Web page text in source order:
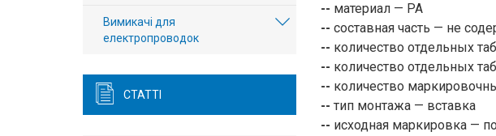
-- материал — PA
-- составная часть — не
-- количество отдельных
-- количество отдельных
-- количество
-- тип монтажа — вставка
-- исходная маркировка —
Вимикачі для
електропроводок
СТАТТІ